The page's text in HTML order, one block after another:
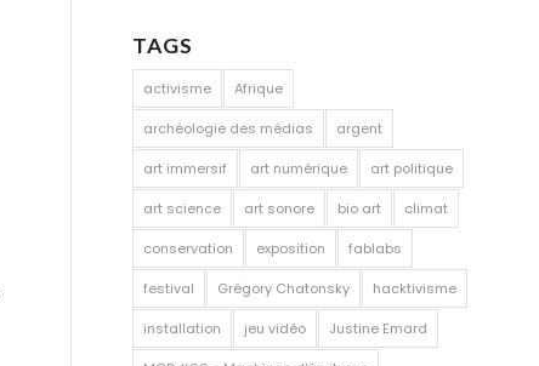
TAGS
activisme Afrique
archéologie des médias argent
art immersif art numérique art politique
art science art sonore bio art climat
conservation exposition fablabs
festival Grégory Chatonsky hacktivisme
installation jeu vidéo Justine Emard